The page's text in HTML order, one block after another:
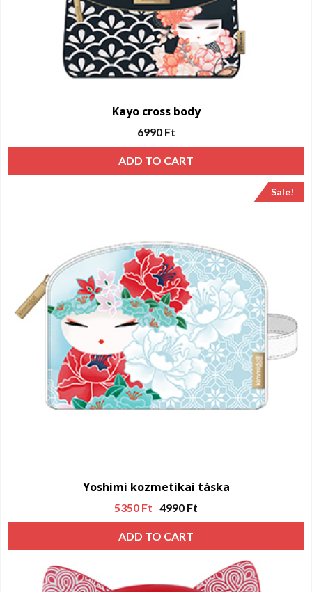
Kayo cross body
6990 Ft
ADD TO CART
Sale!
Yoshimi kozmetikai táska
5350Ft 4990 Ft
ADD TO CART